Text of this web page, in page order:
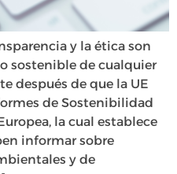
y la ética son
sostenible de cualquier
después de que la UE
de Sostenibilidad
la cual establece
informar sobre
y de